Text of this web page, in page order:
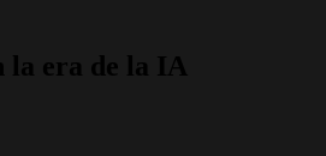
la era de la IA